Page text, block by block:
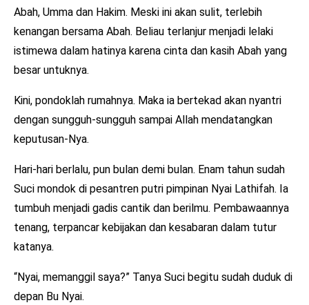
Abah, Umma dan Hakim. Meski ini akan sulit, terlebih
kenangan bersama Abah. Beliau terlanjur menjadi lelaki
istimewa dalam hatinya karena cinta dan kasih Abah yang
besar untuknya.
Kini, pondoklah rumahnya. Maka ia bertekad akan nyantri
dengan sungguh-sungguh sampai Allah mendatangkan
keputusan-Nya.
Hari-hari berlalu, pun bulan demi bulan. Enam tahun sudah
Suci mondok di pesantren putri pimpinan Nyai Lathifah. Ia
tumbuh menjadi gadis cantik dan berilmu. Pembawaannya
tenang, terpancar kebijakan dan kesabaran dalam tutur
katanya.
“Nyai, memanggil saya?” Tanya Suci begitu sudah duduk di
depan Bu Nyai.